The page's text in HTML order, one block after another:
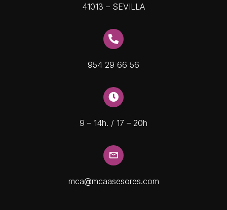
41013 – SEVILLA
954 29 66 56
9 – 14h. / 17 – 20h
mca@mcaasesores.com